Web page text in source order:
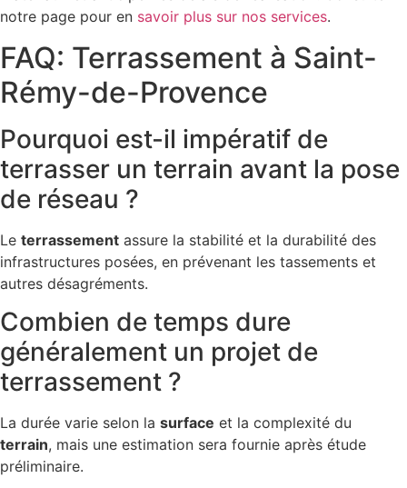
notre page pour en savoir plus sur nos services.
FAQ: Terrassement à Saint-
Rémy-de-Provence
Pourquoi est-il impératif de
terrasser un terrain avant la pose
de réseau ?
Le terrassement assure la stabilité et la durabilité des
infrastructures posées, en prévenant les tassements et
autres désagréments.
Combien de temps dure
généralement un projet de
terrassement ?
La durée varie selon la surface et la complexité du
terrain, mais une estimation sera fournie après étude
préliminaire.